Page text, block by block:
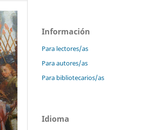
Información
Para lectores/as
Para autores/as
Para bibliotecarios/as
Idioma